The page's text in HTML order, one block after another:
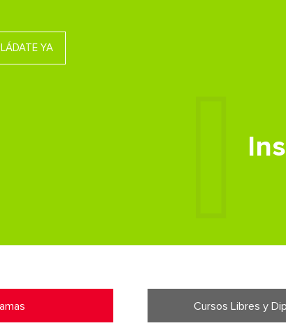
YA
Cursos Libres y